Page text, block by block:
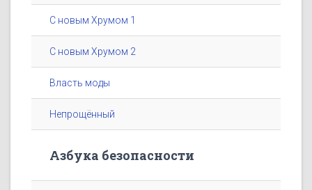
С новым Хрумом 1
С новым Хрумом 2
Власть моды
Непрощённый
Азбука безопасности